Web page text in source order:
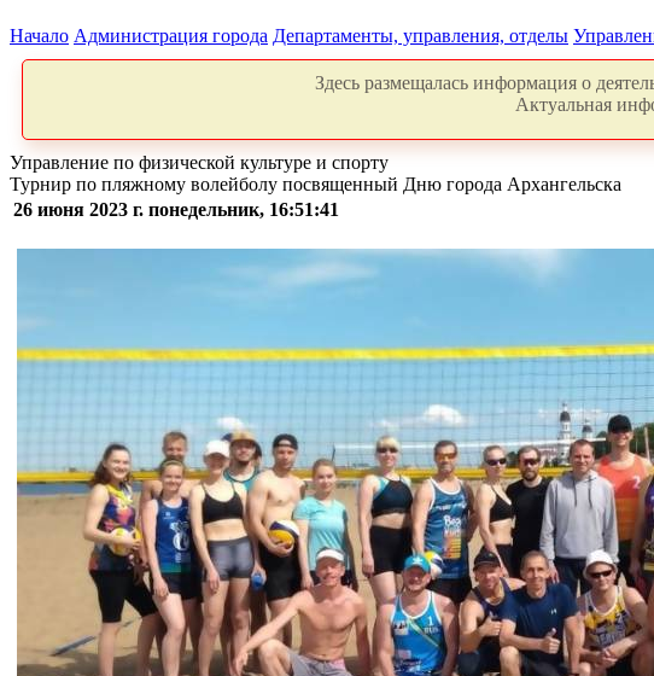
Начало Администрация города Департаменты, управления, отделы
Здесь размещалась информация о
Актуальная
Управление по физической культуре и спорту
Турнир по пляжному волейболу посвященный Дню города Архангельска
26 июня 2023 г. понедельник, 16:51:41